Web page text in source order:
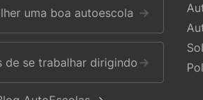
uma boa autoescola →
de se trabalhar dirigindo→